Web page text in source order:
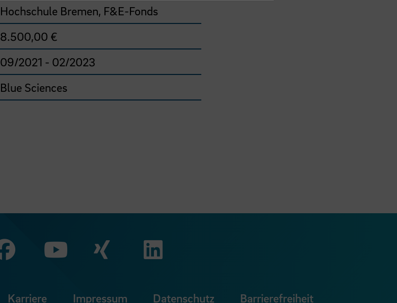
Hochschule Bremen, F&E-Fonds
8.500,00 €
09/2021 - 02/2023
Blue Sciences
Zu unserer Facebook Seite
Zu unserer Xing Seite
Zu unserer LinkedIn Seite
Karriere Impressum Datenschutz Barrierefreiheit